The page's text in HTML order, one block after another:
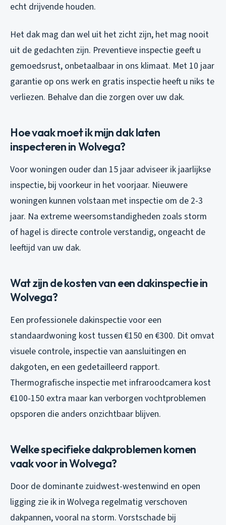
echt drijvende houden.
Het dak mag dan wel uit het zicht zijn, het mag nooit
uit de gedachten zijn. Preventieve inspectie geeft u
gemoedsrust, onbetaalbaar in ons klimaat. Met 10 jaar
garantie op ons werk en gratis inspectie heeft u niks te
verliezen. Behalve dan die zorgen over uw dak.
Hoe vaak moet ik mijn dak laten
inspecteren in Wolvega?
Voor woningen ouder dan 15 jaar adviseer ik jaarlijkse
inspectie, bij voorkeur in het voorjaar. Nieuwere
woningen kunnen volstaan met inspectie om de 2-3
jaar. Na extreme weersomstandigheden zoals storm
of hagel is directe controle verstandig, ongeacht de
leeftijd van uw dak.
Wat zijn de kosten van een dakinspectie in
Wolvega?
Een professionele dakinspectie voor een
standaardwoning kost tussen €150 en €300. Dit omvat
visuele controle, inspectie van aansluitingen en
dakgoten, en een gedetailleerd rapport.
Thermografische inspectie met infraroodcamera kost
€100-150 extra maar kan verborgen vochtproblemen
opsporen die anders onzichtbaar blijven.
Welke specifieke dakproblemen komen
vaak voor in Wolvega?
Door de dominante zuidwest-westenwind en open
ligging zie ik in Wolvega regelmatig verschoven
dakpannen, vooral na storm. Vorstschade bij